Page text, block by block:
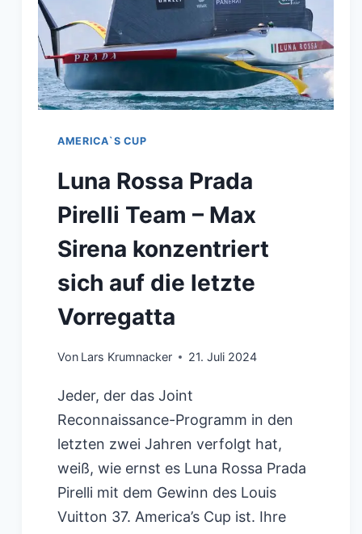
MÖGLICH
AMERICA`S CUP
Luna Rossa Prada
Pirelli Team – Max
Sirena konzentriert
sich auf die letzte
Vorregatta
Von Lars Krumnacker 21. Juli 2024
Jeder, der das Joint
Reconnaissance-Programm in den
letzten zwei Jahren verfolgt hat,
weiß, wie ernst es Luna Rossa Prada
Pirelli mit dem Gewinn des Louis
Vuitton 37. America’s Cup ist. Ihre